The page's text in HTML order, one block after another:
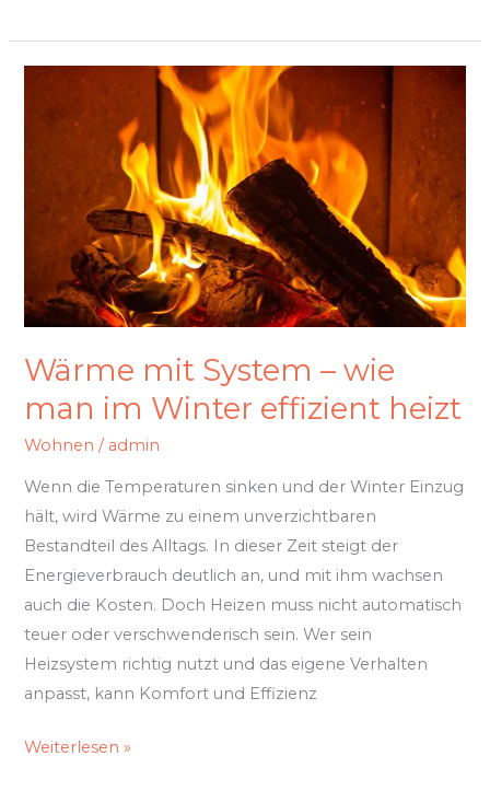
Wärme mit System – wie
man im Winter effizient heizt
Wohnen / admin
Wenn die Temperaturen sinken und der Winter Einzug
hält, wird Wärme zu einem unverzichtbaren
Bestandteil des Alltags. In dieser Zeit steigt der
Energieverbrauch deutlich an, und mit ihm wachsen
auch die Kosten. Doch Heizen muss nicht automatisch
teuer oder verschwenderisch sein. Wer sein
Heizsystem richtig nutzt und das eigene Verhalten
anpasst, kann Komfort und Effizienz
Winter
effizient
Weiterlesen »